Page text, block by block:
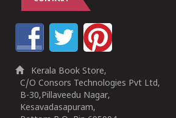
Kerala Book Store,
C/O Consors Technologies Pvt Ltd,
B-30,Pillaveedu Nagar,
Kesavadasapuram,